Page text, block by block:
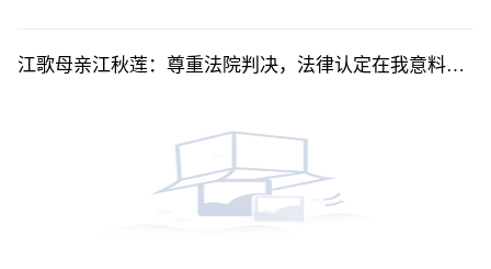
江歌母亲江秋莲：尊重法院判决，法律认定在我意料之